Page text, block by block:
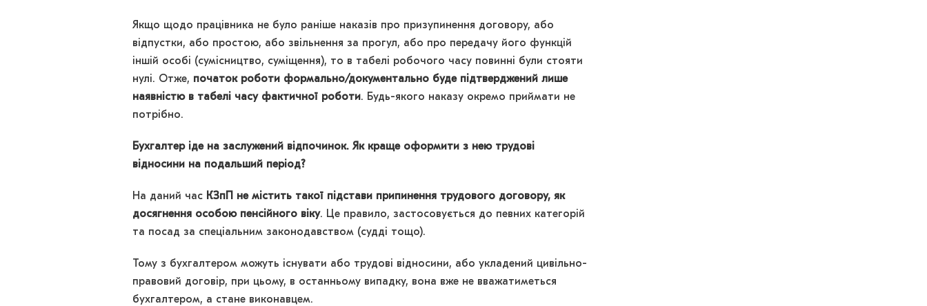
Якщо щодо працівника не було раніше наказів про призупинення договору, або
відпустки, або простою, або звільнення за прогул, або про передачу його функцій
іншій особі (сумісництво, суміщення), то в табелі робочого часу повинні були стояти
нулі. Отже, початок роботи формально/документально буде підтверджений лише
наявністю в табелі часу фактичної роботи. Будь-якого наказу окремо приймати не
потрібно.
Бухгалтер іде на заслужений відпочинок. Як краще оформити з нею трудові
відносини на подальший період?
На даний час КЗпП не містить такої підстави припинення трудового договору, як
досягнення особою пенсійного віку. Це правило, застосовується до певних категорій
та посад за спеціальним законодавством (судді тощо).
Тому з бухгалтером можуть існувати або трудові відносини, або укладений цивільно-
правовий договір, при цьому, в останньому випадку, вона вже не вважатиметься
бухгалтером, а стане виконавцем.